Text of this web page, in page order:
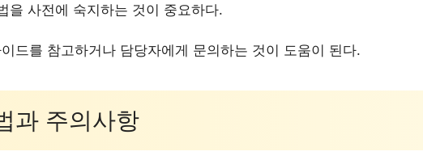
을 사전에 숙지하는 것이 중요하다.
드를 참고하거나 담당자에게 문의하는 것이 도움이 된다.
과 주의사항